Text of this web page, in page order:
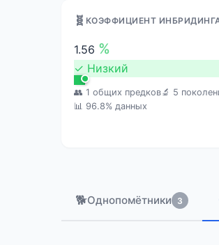
🧬 КОЭФФИЦИЕНТ
1.56 %
✓ Низкий
👥 1 общих предков🔬 5
📊 96.8% данных
🐕Однопомётники 3